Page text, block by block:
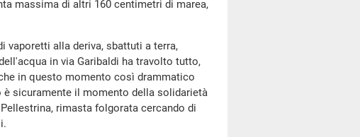
massima di altri 160 centimetri di marea,
vaporetti alla deriva, sbattuti a terra,
in via Garibaldi ha travolto tutto,
in questo momento così drammatico
sicuramente il momento della solidarietà
rimasta folgorata cercando di